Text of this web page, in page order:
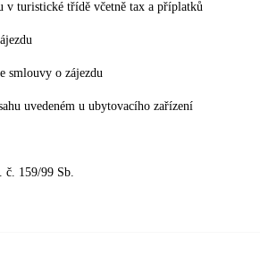
v turistické třídě včetně tax a příplatků
smlouvy o zájezdu
uvedeném u ubytovacího zařízení
č. 159/99 Sb.